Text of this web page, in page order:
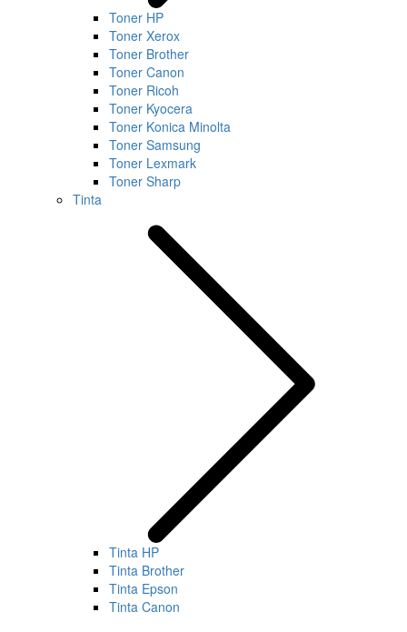
Toner HP
Toner Xerox
Toner Brother
Toner Canon
Toner Ricoh
Toner Kyocera
Toner Konica Minolta
Toner Samsung
Toner Lexmark
Toner Sharp
Tinta
Tinta HP
Tinta Brother
Tinta Epson
Tinta Canon